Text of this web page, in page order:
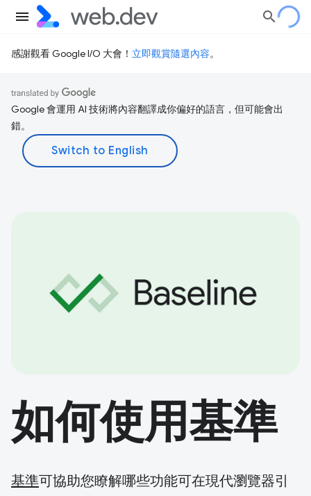
感謝觀看 Google I/O 大會！ 立即觀賞隨選內容。
Google 會運用 AI 技術將內容翻譯成你偏好的語言，但可能會出
錯。
如何使用基準
基準可協助您瞭解哪些功能可在現代瀏覽器引